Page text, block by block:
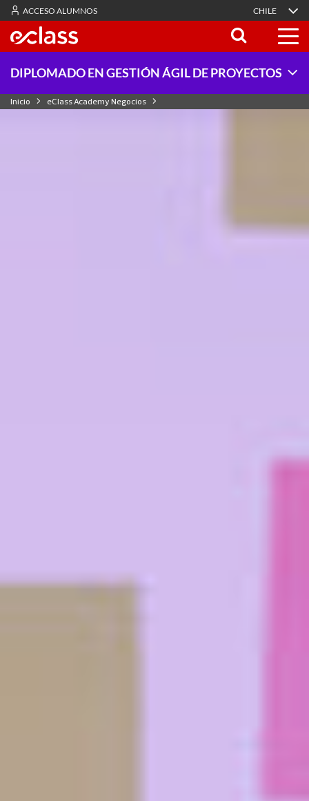
ACCESO ALUMNOS CHILE
DIPLOMADO EN GESTIÓN ÁGIL DE PROYECTOS
Inicio
eClass Academy Negocios
Diplomado en Gestión ágil de proyectos